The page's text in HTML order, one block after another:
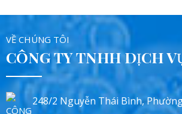
VỀ CHÚNG TÔI
CÔNG TY TNHH DỊCH
248/2 Nguyễn Thái Bình,